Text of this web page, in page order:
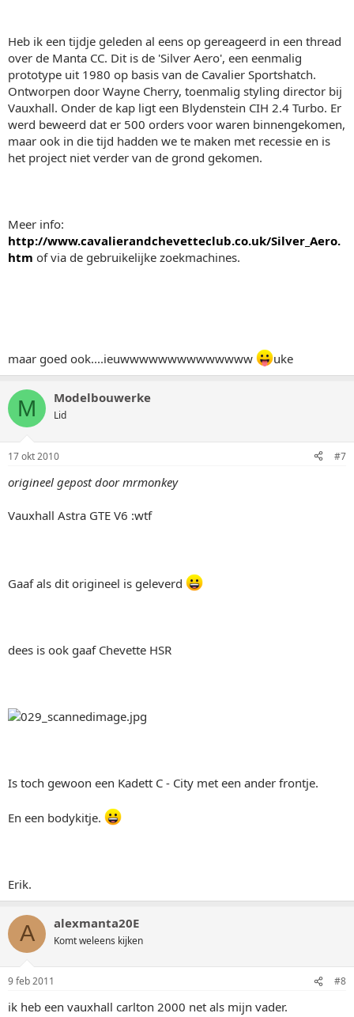
Heb ik een tijdje geleden al eens op gereageerd in een thread
over de Manta CC. Dit is de 'Silver Aero', een eenmalig
prototype uit 1980 op basis van de Cavalier Sportshatch.
Ontworpen door Wayne Cherry, toenmalig styling director bij
Vauxhall. Onder de kap ligt een Blydenstein CIH 2.4 Turbo. Er
werd beweerd dat er 500 orders voor waren binnengekomen,
maar ook in die tijd hadden we te maken met recessie en is
het project niet verder van de grond gekomen.
Meer info:
http://www.cavalierandchevetteclub.co.uk/Silver_Aero.
htm of via de gebruikelijke zoekmachines.
maar goed ook....ieuwwwwwwwwwwwwww uke
M Modelbouwerke
Lid
17 okt 2010 #7
origineel gepost door mrmonkey
Vauxhall Astra GTE V6 :wtf
Gaaf als dit origineel is geleverd
dees is ook gaaf Chevette HSR
Is toch gewoon een Kadett C - City met een ander frontje.
En een bodykitje.
Erik.
A alexmanta20E
Komt weleens kijken
9 feb 2011 #8
ik heb een vauxhall carlton 2000 net als mijn vader.